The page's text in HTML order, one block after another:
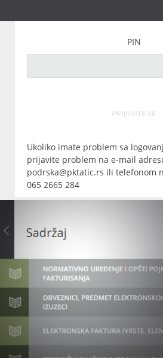
PIN
PRIJAVITE SE
Ukoliko imate problem sa
prijavite problem na e-mail
podrska@pktatic.rs ili telefonom
065 2665 284